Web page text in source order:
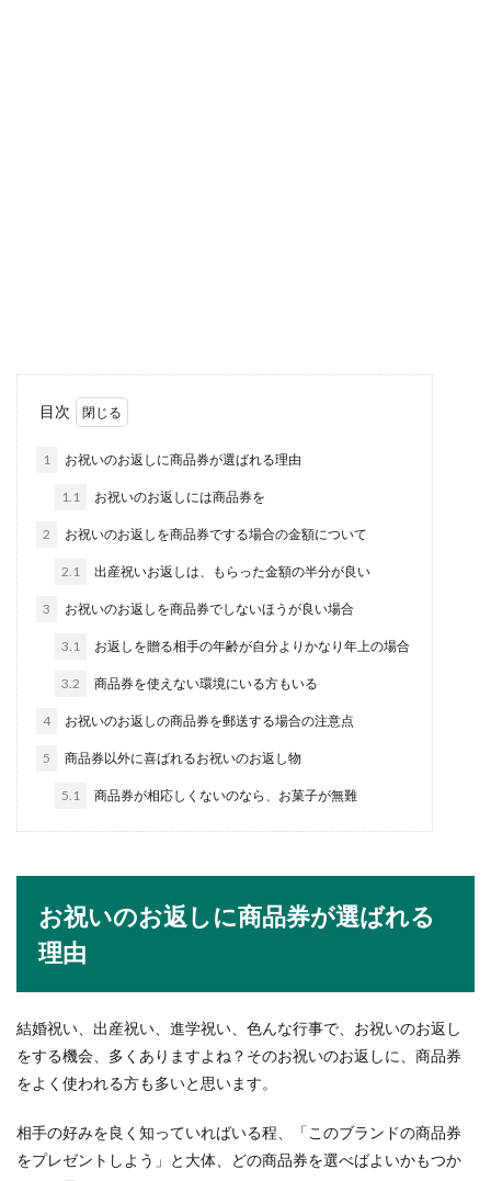
卓球のスマッシュが入らない時に考え
卓球のスマッシュが入らない！チャンスボール！
ここで決めたい！そう思うと、意識しすぎて...
祝儀袋の書き方・連名4人以上でご祝儀
連名4人で祝儀袋にご祝儀を包む時、ご祝儀袋の
表書きにはどのように記入しているでしょうか。
ご祝儀袋の表...
洋食マナーのフォークの使い方！基本
やスマートに使う順番を紹介
洋食にはマナーがあり、食事を食べるときはフォ
ークやナイフの使い方や使う順番にも気をつけな
ければなりま...
を解約する方法
古い書類などを整理していると、一緒に通帳が出
ど、明らかに...
目次
1 お祝いのお返しに商品券が選ばれる理由
1.1 お祝いのお返しには商品券を
2 お祝いのお返しを商品券でする場合の金額について
2.1 出産祝いお返しは、もらった金額の半分が良い
3 お祝いのお返しを商品券でしないほうが良い場合
3.1 お返しを贈る相手の年齢が自分よりかなり年上の場合
3.2 商品券を使えない環境にいる方もいる
4 お祝いのお返しの商品券を郵送する場合の注意点
5 商品券以外に喜ばれるお祝いのお返し物
5.1 商品券が相応しくないのなら、お菓子が無難
お祝いのお返しに商品券が選ばれる
理由
結婚祝い、出産祝い、進学祝い、色んな行事で、お祝いのお返し
をする機会、多くありますよね？そのお祝いのお返しに、商品券
をよく使われる方も多いと思います。
相手の好みを良く知っていればいる程、「このブランドの商品券
をプレゼントしよう」と大体、どの商品券を選べばよいかもつか